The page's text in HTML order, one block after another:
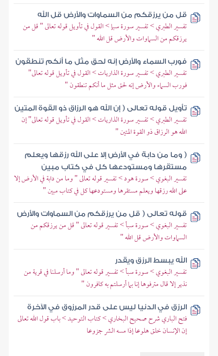
قل من يرزقكم من السماوات والأرض قل الله
تفسير الطبري > تفسير سورة سبإ > القول في تأويل قوله تعالى " قل من
يرزقكم من السماوات والأرض قل الله "
فورب السماء والأرض إنه لحق مثل ما أنكم تنطقون
تفسير الطبري > تفسير سورة الذاريات > القول في تأويل قوله تعالى"
فورب السماء والأرض إنه لحق مثل ما أنكم تنطقون "
تأويل قوله تعالى ( إن الله هو الرزاق ذو القوة المتين
تفسير الطبري > تفسير سورة الذاريات > القول في تأويل قوله تعالى" إن
الله هو الرزاق ذو القوة المتين "
( وما من دابة في الأرض إلا على الله رزقها ويعلم
مستقرها ومستودعها كل في كتاب مبين
تفسير البغوي > سورة هود > تفسير قوله تعالى " وما من دابة في الأرض إلا
على الله رزقها ويعلم مستقرها ومستودعها كل في كتاب مبين "
قوله تعالى ( قل من يرزقكم من السماوات والأرض
تفسير البغوي > سورة سبأ > تفسير قوله تعالى " قل من يرزقكم من
السماوات والأرض قل الله "
الله يبسط الرزق ويقدر
تفسير البغوي > سورة سبأ > تفسير قوله تعالى " وما أرسلنا في قرية من
نذير إلا قال مترفوها إنا بما أرسلتم به كافرون "
الرزق في الدنيا ليس على قدر المرزوق في الآخرة
فتح الباري شرح صحيح البخاري > كتاب التوحيد > باب قول الله تعالى
إن الإنسان خلق هلوعا إذا مسه الشر جزوعا